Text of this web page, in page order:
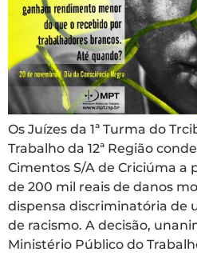
Os Juízes da 1ª Turma do
Trabalho da 12ª Região
Cimentos S/A de Criciúma a
de 200 mil reais de danos
dispensa discriminatória de
de racismo. A decisão,
Ministério Público do